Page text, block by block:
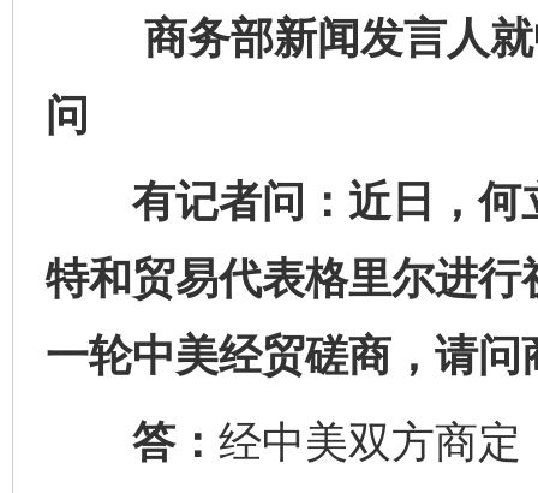
商务部新闻发言人就
问
有记者问：近日，何
特和贸易代表格里尔进
一轮中美经贸磋商，请
答： 经中美双方商定